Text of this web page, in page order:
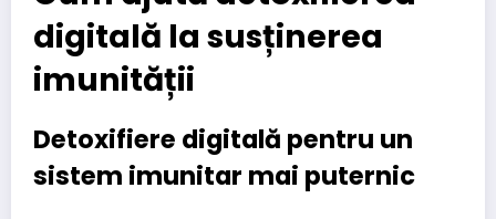
digitală la susținerea
imunității
Detoxifiere digitală pentru un
sistem imunitar mai puternic